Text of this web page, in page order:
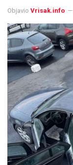
Objavio Vrisak.info